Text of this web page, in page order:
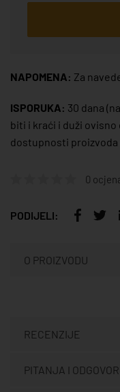
NAPOMENA: Za
ISPORUKA: 30 dana
biti i kraći i duži
dostupnosti
0
PODIJELI:
O PROIZVODU
RECENZIJE
PITANJA I ODGOVORI